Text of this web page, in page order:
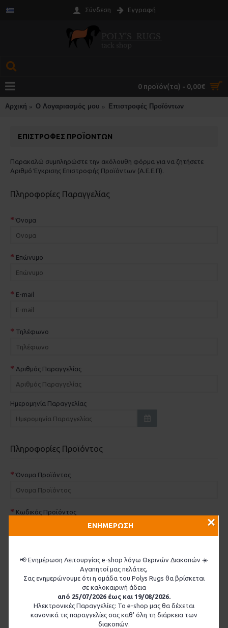
ΕΝΗΜΕΡΩΣΗ
📢 Ενημέρωση Λειτουργίας e-shop λόγω Θερινών Διακοπών ☀️
Αγαπητοί μας πελάτες,
Σας ενημερώνουμε ότι η ομάδα του Polys Rugs θα βρίσκεται
σε καλοκαιρινή άδεια
από 25/07/2026 έως και 19/08/2026.
Ηλεκτρονικές Παραγγελίες: Το e-shop μας θα δέχεται
κανονικά τις παραγγελίες σας καθ' όλη τη διάρκεια των
διακοπών.
×
Σύνδεση Εγγραφή
0 προϊόν(τα) - 0,00€
Αρχική O Λογαριασμός μου Επιστροφές Προϊόντων
ΕΠΙΣΤΡΟΦΈΣ ΠΡΟΪΌΝΤΩΝ
Παρακαλώ συμπληρώστε την ακόλουθη φόρμα για να ζητήσετε
Αριθμό Έγκρισης Επιστροφής Προϊόντων (Α.Ε.Ε.Π).
Πληροφορίες Παραγγελίας
Όνομα
Επώνυμο
E-mail
Τηλέφωνο
Αριθμός Παραγγελίας
Ημερομηνία Παραγγελίας
Πληροφορίες Προϊόντος
Όνομα Προϊόντος
Κωδικός Προϊόντος
Αιτία Επιστροφής
Το Προϊόν έχει ανοιχτεί
Ναι